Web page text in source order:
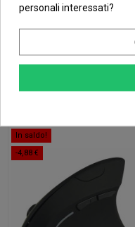
ACER
57,34 €
carrello
In saldo!
-4,88 €
personali interessati?